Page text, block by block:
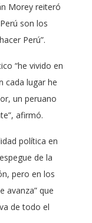
Morey reiteró
son los
Perú”.
“he vivido en
cada lugar he
un peruano
afirmó.
política en
de la
pero en los
avanza” que
de todo el